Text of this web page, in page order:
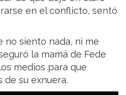
en el conflicto, sentó
no siento nada, ni me
la mamá de Fede
medios para que
de su exnuera.